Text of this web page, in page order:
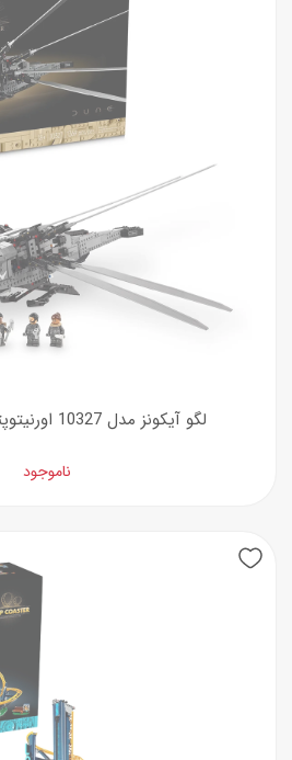
لگو آیکونز مدل 10327 اورنیتوپتر سلطنتی Dune
ناموجود